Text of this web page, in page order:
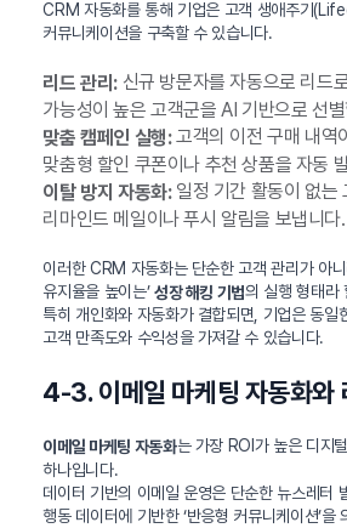
CRM 자동화를 통해 기업은 고객 생애주기
커뮤니케이션을 구축할 수 있습니다.
리드 관리:신규 방문자를 자동으로 리드
가능성이 높은 고객군을 AI 기반으로 선
맞춤 캠페인 실행:고객의 이전 구매 내역
맞춤형 할인 쿠폰이나 추천 상품을 자동
이탈 방지 자동화:일정 기간 활동이 없는
리마인드 메일이나 푸시 알림을 보냅니다.
이러한 CRM 자동화는 단순한 고객 관리가 아
유지율을 높이는’성장 해킹 기법의 실행 형태라
특히 개인화와 자동화가 결합되면, 기업은 동일
고객 만족도와 수익성을 가져갈 수 있습니다.
4-3. 이메일 마케팅 자동화와
이메일 마케팅 자동화는 가장 ROI가 높은 디지
하나입니다.
데이터 기반의 이메일 운영은 단순한 뉴스레터
행동 데이터에 기반한 ‘반응형 커뮤니케이션’을